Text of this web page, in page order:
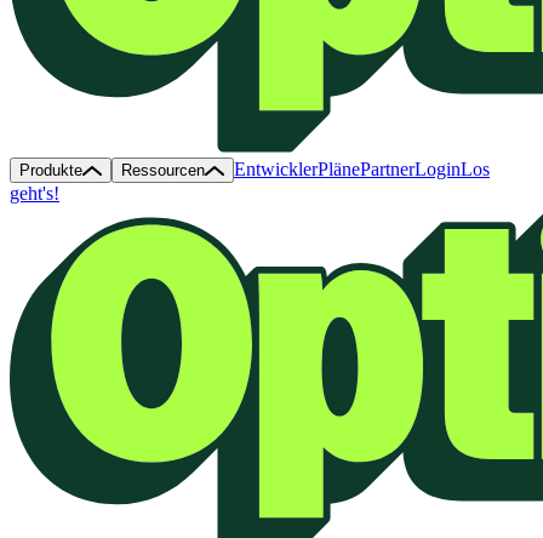
Produkte Ressourcen EntwicklerPlänePartnerLoginLos
geht's!